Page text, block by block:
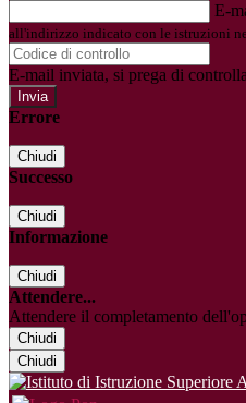
E-
all'indirizzo indicato con le istruzioni
E-mail inviata, si prega di
Errore
Chiudi
Successo
Chiudi
Informazione
Chiudi
Attendere...
Attendere il completamento
Chiudi
Chiudi